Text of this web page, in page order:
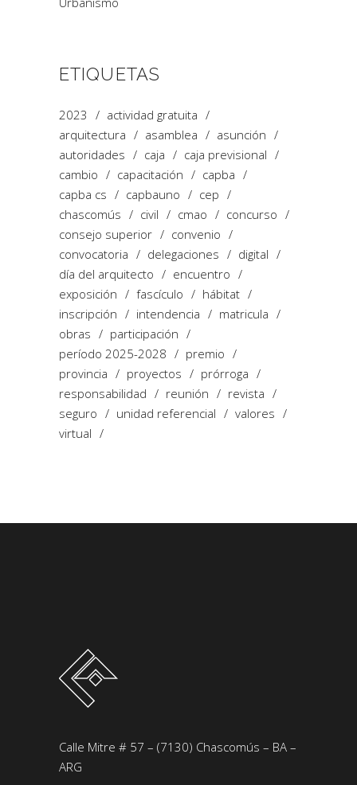
ETIQUETAS
2023
actividad gratuita
arquitectura
asamblea
asunción
autoridades
caja
caja previsional
cambio
capacitación
capba
capba cs
capbauno
cep
chascomús
civil cmao
concurso
consejo superior
convenio
convocatoria
delegaciones
digital
día del arquitecto
encuentro
exposición
fascículo
hábitat
inscripción
intendencia
matricula
obras
participación
período 2025-2028
premio
provincia
proyectos
prórroga
responsabilidad
reunión
revista
seguro
unidad referencial
valores
virtual
Calle Mitre # 57 – (7130) Chascomús – BA –
ARG